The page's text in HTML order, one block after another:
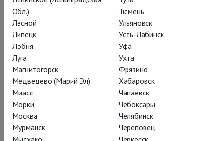
Подписаться на рассылку
СОСТАВ СОЗДАТЕЛИ О СПЕКТАКЛЕ
РЕЦЕНЗИЯ
КАДРЫ ТЕАТР
Действующие лица и исполнители
Обл.)
Лесной
Липецк
Лобня
Луга
Магнитогорск
Медведево (Марий Эл)
Миасс
Морки
Москва
Мурманск
Мысхако
Тюмень
Ульяновск
Усть-Лабинск
Уфа
Ухта
Фрязино
Хабаровск
Чапаевск
Чебоксары
Челябинск
Череповец
Черкесск